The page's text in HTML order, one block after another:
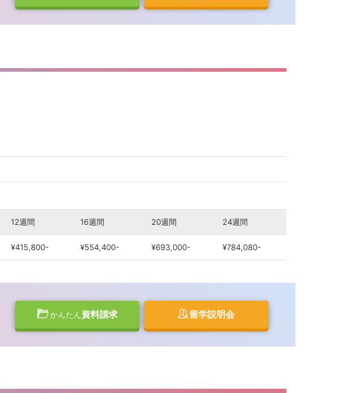
12週間 16週間 20週間 24週間
¥415,800- ¥554,400- ¥693,000- ¥784,080-
かんたん資料請求 留学説明会